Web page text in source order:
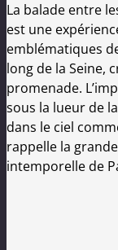
La balade entre
est une
emblématiques
long de la Seine,
promenade.
sous la lueur de
dans le ciel
rappelle la
intemporelle de